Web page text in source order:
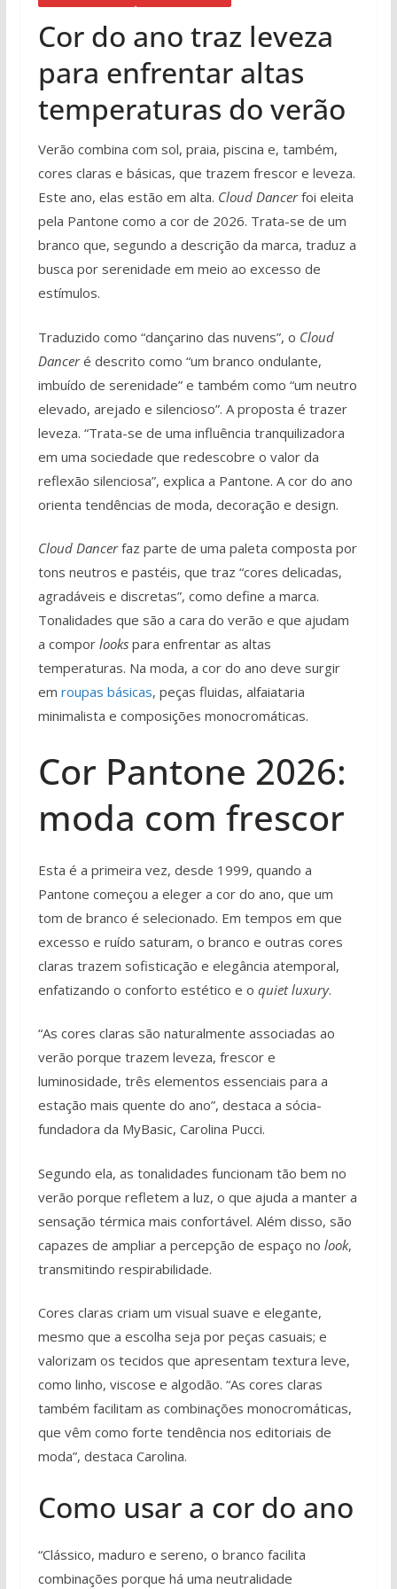
Cor do ano traz leveza
para enfrentar altas
temperaturas do verão
Verão combina com sol, praia, piscina e, também,
cores claras e básicas, que trazem frescor e leveza.
Este ano, elas estão em alta. Cloud Dancerfoi eleita
pela Pantone como a cor de 2026. Trata-se de um
branco que, segundo a descrição da marca, traduz a
busca por serenidade em meio ao excesso de
estímulos.
Traduzido como “dançarino das nuvens”, o Cloud
Danceré descrito como “um branco ondulante,
imbuído de serenidade” e também como “um neutro
elevado, arejado e silencioso”. A proposta é trazer
leveza. “Trata-se de uma influência tranquilizadora
em uma sociedade que redescobre o valor da
reflexão silenciosa”, explica a Pantone. A cor do ano
orienta tendências de moda, decoração e design.
Cloud Dancerfaz parte de uma paleta composta por
tons neutros e pastéis, que traz “cores delicadas,
agradáveis e discretas”, como define a marca.
Tonalidades que são a cara do verão e que ajudam
a compor lookspara enfrentar as altas
temperaturas. Na moda, a cor do ano deve surgir
em roupas básicas, peças fluidas, alfaiataria
minimalista e composições monocromáticas.
Cor Pantone 2026:
moda com frescor
Esta é a primeira vez, desde 1999, quando a
Pantone começou a eleger a cor do ano, que um
tom de branco é selecionado. Em tempos em que
excesso e ruído saturam, o branco e outras cores
claras trazem sofisticação e elegância atemporal,
enfatizando o conforto estético e o quiet luxury.
“As cores claras são naturalmente associadas ao
verão porque trazem leveza, frescor e
luminosidade, três elementos essenciais para a
estação mais quente do ano”, destaca a sócia-
fundadora da MyBasic, Carolina Pucci.
Segundo ela, as tonalidades funcionam tão bem no
verão porque refletem a luz, o que ajuda a manter a
sensação térmica mais confortável. Além disso, são
capazes de ampliar a percepção de espaço no look,
transmitindo respirabilidade.
Cores claras criam um visual suave e elegante,
mesmo que a escolha seja por peças casuais; e
valorizam os tecidos que apresentam textura leve,
como linho, viscose e algodão. “As cores claras
também facilitam as combinações monocromáticas,
que vêm como forte tendência nos editoriais de
moda”, destaca Carolina.
Como usar a cor do ano
“Clássico, maduro e sereno, o branco facilita
combinações porque há uma neutralidade